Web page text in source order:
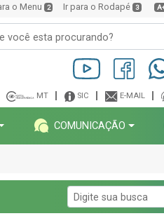
o Menu 2 Ir para o Rodapé 3
MT SIC E-MAIL
COMUNICAÇÃO